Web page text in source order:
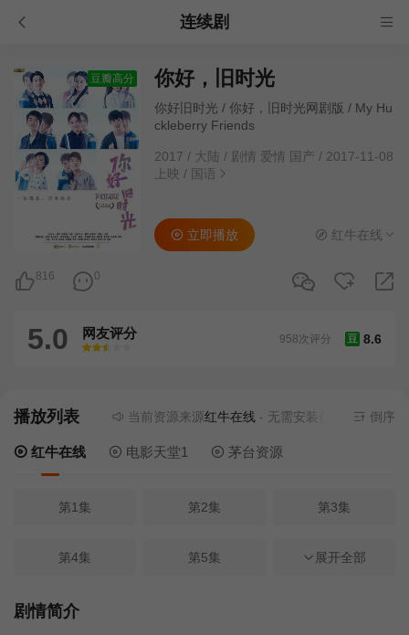
连续剧
豆瓣高分 你好，旧时光
你好旧时光 / 你好，旧时光网剧版 / My Hu
ckleberry Friends
2017 / 大陆 / 剧情 爱情 国产 / 2017-11-08
上映 / 国语
816 0
立即播放 红牛在线
5.0 网友评分
很差
较差还行推荐力荐
豆 8.6
958次评分
播放列表 当前资源来源红牛在线- 无需安装任何插件 倒序
红牛在线 电影天堂1 茅台资源
第1集 第2集 第3集
第4集 第5集 第6集
第7集
展开全部
剧情简介